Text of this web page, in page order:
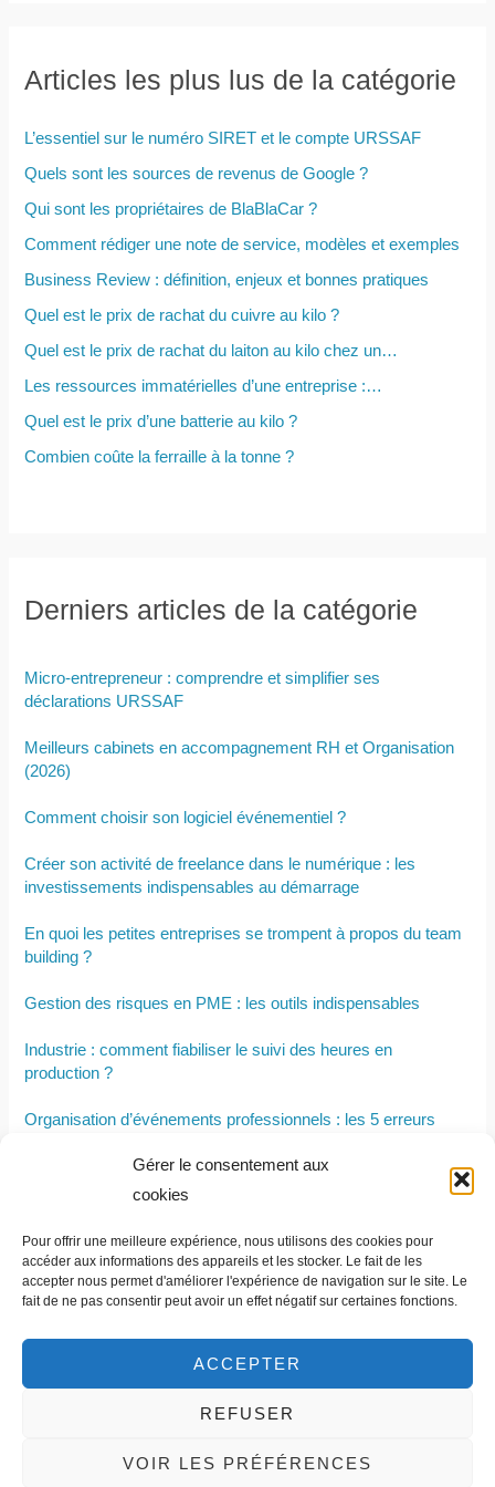
Gérer le consentement aux
cookies
Pour offrir une meilleure expérience, nous utilisons des cookies pour
accéder aux informations des appareils et les stocker. Le fait de les
accepter nous permet d'améliorer l'expérience de navigation sur le site. Le
fait de ne pas consentir peut avoir un effet négatif sur certaines fonctions.
ACCEPTER
REFUSER
VOIR LES PRÉFÉRENCES
e
c
h
:
Articles les plus lus de la catégorie
L’essentiel sur le numéro SIRET et le compte URSSAF
Quels sont les sources de revenus de Google ?
Qui sont les propriétaires de BlaBlaCar ?
Comment rédiger une note de service, modèles et exemples
Business Review : définition, enjeux et bonnes pratiques
Quel est le prix de rachat du cuivre au kilo ?
Quel est le prix de rachat du laiton au kilo chez un…
Les ressources immatérielles d’une entreprise :…
Quel est le prix d’une batterie au kilo ?
Combien coûte la ferraille à la tonne ?
Derniers articles de la catégorie
Micro-entrepreneur : comprendre et simplifier ses
déclarations URSSAF
Meilleurs cabinets en accompagnement RH et Organisation
(2026)
Comment choisir son logiciel événementiel ?
Créer son activité de freelance dans le numérique : les
investissements indispensables au démarrage
En quoi les petites entreprises se trompent à propos du team
building ?
Gestion des risques en PME : les outils indispensables
Industrie : comment fiabiliser le suivi des heures en
production ?
Organisation d’événements professionnels : les 5 erreurs
Organiser une remise de prix pour motiver ses équipes
Les ressources immatérielles d’une entreprise : qu’est-ce que
c’est